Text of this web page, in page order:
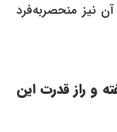
منحصربه‌فرد
راز قدرت این